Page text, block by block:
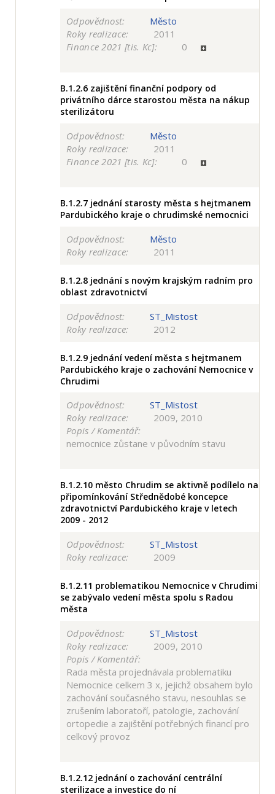
Odpovědnost:
Město
Roky realizace:
2011
Finance 2021 [tis. Kc]:
0
B.1.2.6 zajištění finanční podpory od
privátního dárce starostou města na nákup
sterilizátoru
Odpovědnost:
Město
Roky realizace:
2011
Finance 2021 [tis. Kc]:
0
B.1.2.7 jednání starosty města s hejtmanem
Pardubického kraje o chrudimské nemocnici
Odpovědnost:
Město
Roky realizace:
2011
B.1.2.8 jednání s novým krajským radním pro
oblast zdravotnictví
Odpovědnost:
ST_Mistost
Roky realizace:
2012
B.1.2.9 jednání vedení města s hejtmanem
Pardubického kraje o zachování Nemocnice v
Chrudimi
Odpovědnost:
ST_Mistost
Roky realizace:
2009, 2010
Popis / Komentář:
nemocnice zůstane v původním stavu
B.1.2.10 město Chrudim se aktivně podílelo na
připomínkování Střednědobé koncepce
zdravotnictví Pardubického kraje v letech
2009 - 2012
Odpovědnost:
ST_Mistost
Roky realizace:
2009
B.1.2.11 problematikou Nemocnice v Chrudimi
se zabývalo vedení města spolu s Radou
města
Odpovědnost:
ST_Mistost
Roky realizace:
2009, 2010
Popis / Komentář:
Rada města projednávala problematiku
Nemocnice celkem 3 x, jejichž obsahem bylo
zachování současného stavu, nesouhlas se
zrušením laboratoří, patologie, zachování
ortopedie a zajištění potřebných financí pro
celkový provoz
B.1.2.12 jednání o zachování centrální
sterilizace a investice do ní